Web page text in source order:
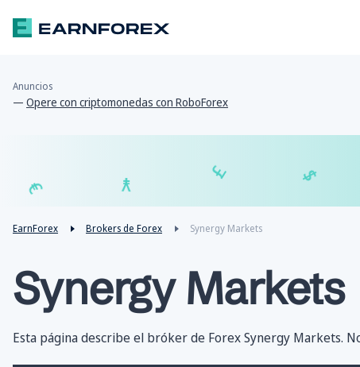
Anuncios
— Opere con criptomonedas con RoboForex
£
¥
€
EarnForex Brokers de Forex Synergy Markets
Synergy Markets
Esta página describe el bróker de Forex Synergy Markets.